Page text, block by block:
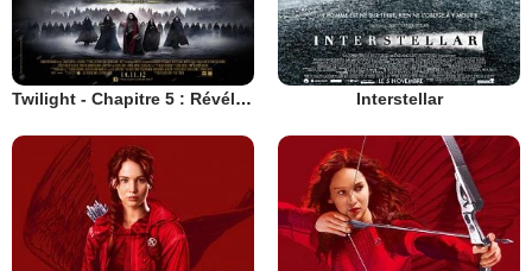
Twilight - Chapitre 5 : Révélation 2e partie Interstellar